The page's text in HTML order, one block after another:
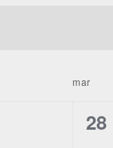
mar
0
28